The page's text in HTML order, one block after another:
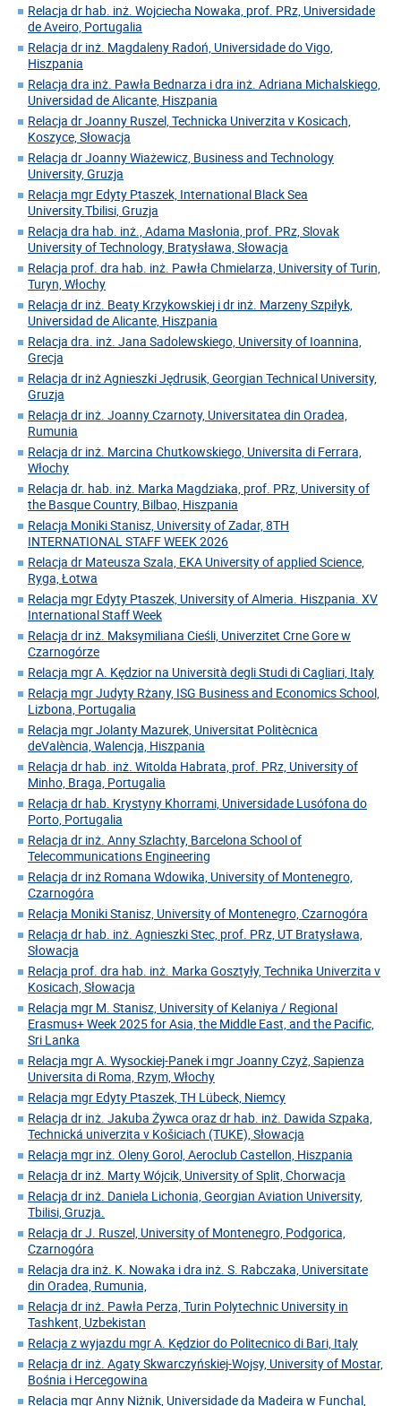
Relacja dr hab. inż. Wojciecha Nowaka, prof. PRz, Universidade
de Aveiro, Portugalia
Relacja dr inż. Magdaleny Radoń, Universidade do Vigo,
Hiszpania
Relacja dra inż. Pawła Bednarza i dra inż. Adriana Michalskiego,
Universidad de Alicante, Hiszpania
Relacja dr Joanny Ruszel, Technicka Univerzita v Kosicach,
Koszyce, Słowacja
Relacja dr Joanny Wiażewicz, Business and Technology
University, Gruzja
Relacja mgr Edyty Ptaszek, International Black Sea
University.Tbilisi, Gruzja
Relacja dra hab. inż., Adama Masłonia, prof. PRz, Slovak
University of Technology, Bratysława, Słowacja
Relacja prof. dra hab. inż. Pawła Chmielarza, University of Turin,
Turyn, Włochy
Relacja dr inż. Beaty Krzykowskiej i dr inż. Marzeny Szpiłyk,
Universidad de Alicante, Hiszpania
Relacja dra. inż. Jana Sadolewskiego, University of Ioannina,
Grecja
Relacja dr inż Agnieszki Jędrusik, Georgian Technical University,
Gruzja
Relacja dr inż. Joanny Czarnoty, Universitatea din Oradea,
Rumunia
Relacja dr inż. Marcina Chutkowskiego, Universita di Ferrara,
Włochy
Relacja dr. hab. inż. Marka Magdziaka, prof. PRz, University of
the Basque Country, Bilbao, Hiszpania
Relacja Moniki Stanisz, University of Zadar, 8TH
INTERNATIONAL STAFF WEEK 2026
Relacja dr Mateusza Szala, EKA University of applied Science,
Ryga, Łotwa
Relacja mgr Edyty Ptaszek, University of Almeria. Hiszpania. XV
International Staff Week
Relacja dr inż. Maksymiliana Cieśli, Univerzitet Crne Gore w
Czarnogórze
Relacja mgr A. Kędzior na Università degli Studi di Cagliari, Italy
Relacja mgr Judyty Rżany, ISG Business and Economics School,
Lizbona, Portugalia
Relacja mgr Jolanty Mazurek, Universitat Politècnica
deValència, Walencja, Hiszpania
Relacja dr hab. inż. Witolda Habrata, prof. PRz, University of
Minho, Braga, Portugalia
Relacja dr hab. Krystyny Khorrami, Universidade Lusófona do
Porto, Portugalia
Relacja dr inż. Anny Szlachty, Barcelona School of
Telecommunications Engineering
Relacja dr inż Romana Wdowika, University of Montenegro,
Czarnogóra
Relacja Moniki Stanisz, University of Montenegro, Czarnogóra
Relacja dr hab. inż. Agnieszki Stec, prof. PRz, UT Bratysława,
Słowacja
Relacja prof. dra hab. inż. Marka Gosztyły, Technika Univerzita v
Kosicach, Słowacja
Relacja mgr M. Stanisz, University of Kelaniya / Regional
Erasmus+ Week 2025 for Asia, the Middle East, and the Pacific,
Sri Lanka
Relacja mgr A. Wysockiej-Panek i mgr Joanny Czyż, Sapienza
Universita di Roma, Rzym, Włochy
Relacja mgr Edyty Ptaszek, TH Lübeck, Niemcy
Relacja dr inż. Jakuba Żywca oraz dr hab. inż. Dawida Szpaka,
Technická univerzita v Košiciach (TUKE), Słowacja
Relacja mgr inż. Oleny Gorol, Aeroclub Castellon, Hiszpania
Relacja dr inż. Marty Wójcik, University of Split, Chorwacja
Relacja dr inż. Daniela Lichonia, Georgian Aviation University,
Tbilisi, Gruzja.
Relacja dr J. Ruszel, University of Montenegro, Podgorica,
Czarnogóra
Relacja dra inż. K. Nowaka i dra inż. S. Rabczaka, Universitate
din Oradea, Rumunia,
Relacja dr inż. Pawła Perza, Turin Polytechnic University in
Tashkent, Uzbekistan
Relacja z wyjazdu mgr A. Kędzior do Politecnico di Bari, Italy
Relacja dr inż. Agaty Skwarczyńskiej-Wojsy, University of Mostar,
Bośnia i Hercegowina
Relacja mgr Anny Niżnik, Universidade da Madeira w Funchal,